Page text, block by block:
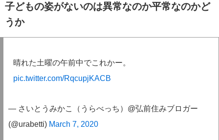
子どもの姿がないのは異常なのか平常なのかど
うか
晴れた土曜の午前中でこれかー。
pic.twitter.com/RqcupjKACB
— さいとうみかこ（うらべっち）@弘前住みブロガー
(@urabetti) March 7, 2020